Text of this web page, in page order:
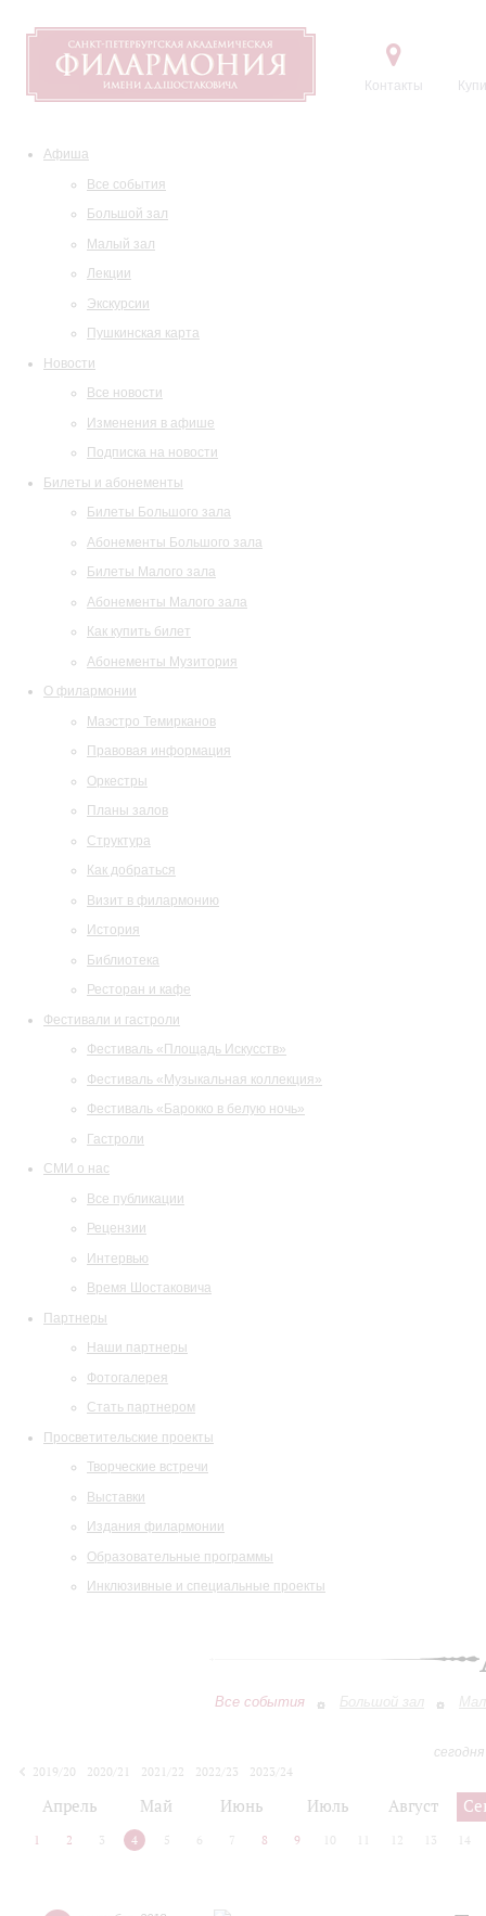
Контакты
Афиша
Все события
Большой зал
Малый зал
Лекции
Экскурсии
Пушкинская карта
Новости
Все новости
Изменения в афише
Подписка на новости
Билеты и абонементы
Билеты Большого зала
Абонементы Большого зала
Билеты Малого зала
Абонементы Малого зала
Как купить билет
Абонементы Музитория
О филармонии
Маэстро Темирканов
Правовая информация
Оркестры
Планы залов
Структура
Как добраться
Визит в филармонию
История
Библиотека
Ресторан и кафе
Фестивали и гастроли
Фестиваль «Площадь Искусств»
Фестиваль «Музыкальная коллекция»
Фестиваль «Барокко в белую ночь»
Гастроли
СМИ о нас
Все публикации
Рецензии
Интервью
Время Шостаковича
Партнеры
Наши партнеры
Фотогалерея
Стать партнером
Просветительские проекты
Творческие встречи
Выставки
Издания филармонии
Образовательные программы
Инклюзивные и специальные проекты
Все события Большой зал
2019/20
2020/21 2021/22 2022/23
2023/24
Апрель Май Июнь Июль Август
1 2 3 4 5 6 7 8 9 10 12 13 14